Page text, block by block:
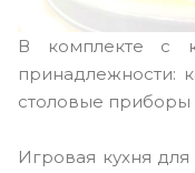
В комплекте с
принадлежности:
столовые приборы
Игровая кухня